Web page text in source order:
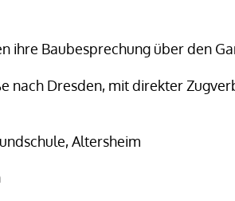
ihre Baubesprechung über den
nach Dresden, mit direkter
Altersheim